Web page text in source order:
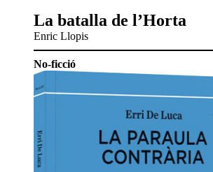
La batalla de l’Horta
Enric Llopis
No-ficció